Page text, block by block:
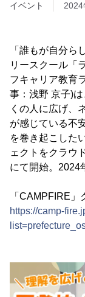
イベント
「誰もが自分ら
リースクール「
フキャリア教育
事：浅野 京子)
くの人に広げ、
が感じている不
を巻き起こした
ェクトをクラウ
にて開始。2024
「CAMPFIRE
https://camp-